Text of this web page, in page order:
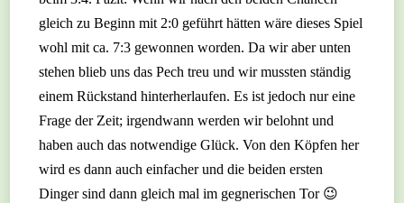
gleich zu Beginn mit 2:0 geführt hätten wäre dieses Spiel
wohl mit ca. 7:3 gewonnen worden. Da wir aber unten
stehen blieb uns das Pech treu und wir mussten ständig
einem Rückstand hinterherlaufen. Es ist jedoch nur eine
Frage der Zeit; irgendwann werden wir belohnt und
haben auch das notwendige Glück. Von den Köpfen her
wird es dann auch einfacher und die beiden ersten
Dinger sind dann gleich mal im gegnerischen Tor 😉